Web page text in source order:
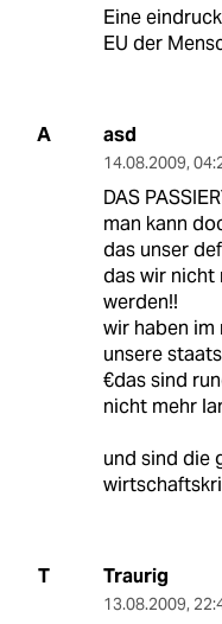
Eine
EU der
A asd
14.08.2009,
DAS
man kann
das unser
das wir nicht
werden!!
wir haben im
unsere
€das sind
nicht mehr
und sind die
T Traurig
13.08.2009,